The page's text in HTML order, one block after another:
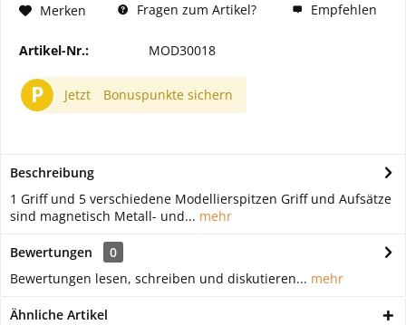
Merken Fragen zum Artikel? Empfehlen
Artikel-Nr.: MOD30018
P Jetzt Bonuspunkte sichern
Beschreibung
1 Griff und 5 verschiedene Modellierspitzen Griff und Aufsätze
sind magnetisch Metall- und... mehr
Bewertungen
0
Bewertungen lesen, schreiben und diskutieren... mehr
Ähnliche Artikel